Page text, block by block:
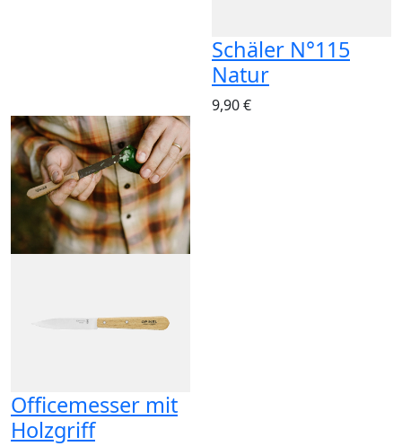
Schäler N°115
Natur
9,90 €
Officemesser mit
Holzgriff